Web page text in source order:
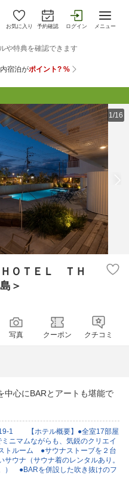
お気に入り 予約確認 ログイン メニュー
1/16
ＯＴＥＬ ＴＨ
＞
写真 クーポン クチコミ
中心にBARとアートも堪能で
1 【ホテル概要】●全室17部屋
ニマムながらも、気鋭のクリエイ
トルーム ●サウナストーブを２台
ウナ（サウナ着のレンタルあり。
） ●BARを併設した吹き抜けのフ